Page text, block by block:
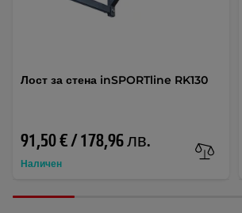
Лост за стена inSPORTline RK130
91,50 € / 178,96 лв.
Наличен